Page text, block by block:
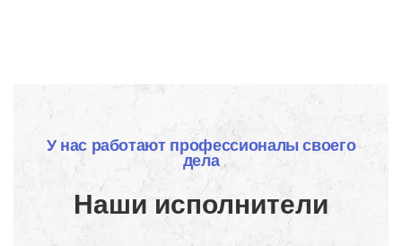
У нас работают профессионалы своего
дела
Наши исполнители